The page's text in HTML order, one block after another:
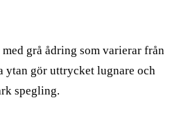
grå ådring som varierar från
ytan gör uttrycket lugnare och
spegling.